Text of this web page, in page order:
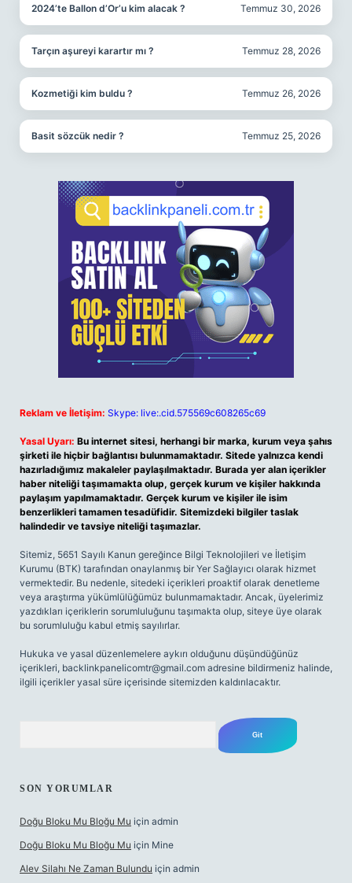
2024’te Ballon d’Or’u kim alacak ? Temmuz 30, 2026
Tarçın aşureyi karartır mı ? Temmuz 28, 2026
Kozmetiği kim buldu ? Temmuz 26, 2026
Basit sözcük nedir ? Temmuz 25, 2026
Reklam ve İletişim: Skype: live:.cid.575569c608265c69
Yasal Uyarı: Bu internet sitesi, herhangi bir marka, kurum veya şahıs
şirketi ile hiçbir bağlantısı bulunmamaktadır. Sitede yalnızca kendi
hazırladığımız makaleler paylaşılmaktadır. Burada yer alan içerikler
haber niteliği taşımamakta olup, gerçek kurum ve kişiler hakkında
paylaşım yapılmamaktadır. Gerçek kurum ve kişiler ile isim
benzerlikleri tamamen tesadüfidir. Sitemizdeki bilgiler taslak
halindedir ve tavsiye niteliği taşımazlar.
Sitemiz, 5651 Sayılı Kanun gereğince Bilgi Teknolojileri ve İletişim
Kurumu (BTK) tarafından onaylanmış bir Yer Sağlayıcı olarak hizmet
vermektedir. Bu nedenle, sitedeki içerikleri proaktif olarak denetleme
veya araştırma yükümlülüğümüz bulunmamaktadır. Ancak, üyelerimiz
yazdıkları içeriklerin sorumluluğunu taşımakta olup, siteye üye olarak
bu sorumluluğu kabul etmiş sayılırlar.
Hukuka ve yasal düzenlemelere aykırı olduğunu düşündüğünüz
içerikleri, backlinkpanelicomtr@gmail.com adresine bildirmeniz halinde,
ilgili içerikler yasal süre içerisinde sitemizden kaldırılacaktır.
SON YORUMLAR
Doğu Bloku Mu Bloğu Mu için admin
Doğu Bloku Mu Bloğu Mu için Mine
Alev Silahı Ne Zaman Bulundu için admin